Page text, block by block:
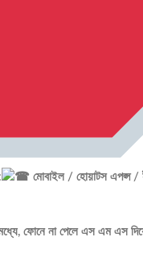
মোবাইল / হোয়াটস এপপ্স
মধ্যে, ফোনে না পেলে এস এম এস